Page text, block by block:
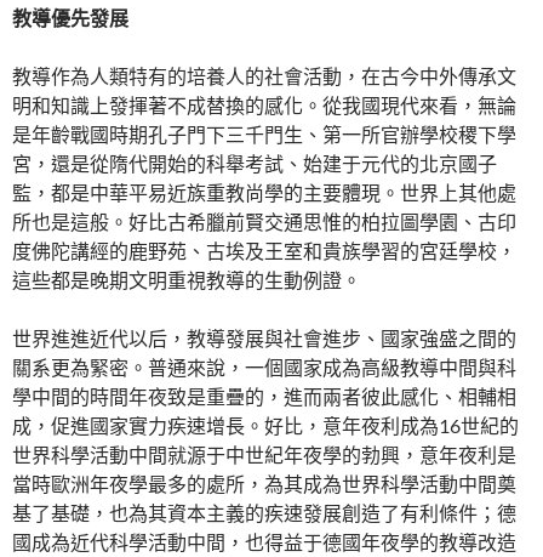
教導優先發展
教導作為人類特有的培養人的社會活動，在古今中外傳承文
明和知識上發揮著不成替換的感化。從我國現代來看，無論
是年齡戰國時期孔子門下三千門生、第一所官辦學校稷下學
宮，還是從隋代開始的科舉考試、始建于元代的北京國子
監，都是中華平易近族重教尚學的主要體現。世界上其他處
所也是這般。好比古希臘前賢交通思惟的柏拉圖學園、古印
度佛陀講經的鹿野苑、古埃及王室和貴族學習的宮廷學校，
這些都是晚期文明重視教導的生動例證。
世界進進近代以后，教導發展與社會進步、國家強盛之間的
關系更為緊密。普通來說，一個國家成為高級教導中間與科
學中間的時間年夜致是重疊的，進而兩者彼此感化、相輔相
成，促進國家實力疾速增長。好比，意年夜利成為16世紀的
世界科學活動中間就源于中世紀年夜學的勃興，意年夜利是
當時歐洲年夜學最多的處所，為其成為世界科學活動中間奠
基了基礎，也為其資本主義的疾速發展創造了有利條件；德
國成為近代科學活動中間，也得益于德國年夜學的教導改造